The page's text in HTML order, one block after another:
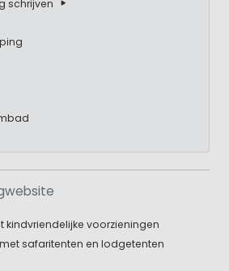
schrijven
voorzieningen
safaritenten en lodgetenten